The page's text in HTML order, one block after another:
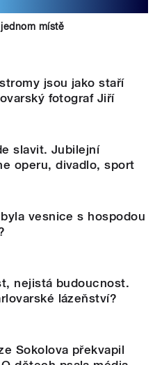
místě
jsou jako staří
fotograf Jiří
slavit. Jubilejní
operu, divadlo, sport
vesnice s hospodou
nejistá budoucnost.
lázeňství?
Sokolova překvapil